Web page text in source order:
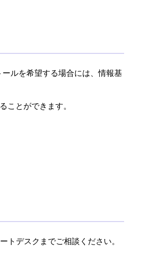
ルを希望する場合には、情報基
ことができます。
トデスクまでご相談ください。